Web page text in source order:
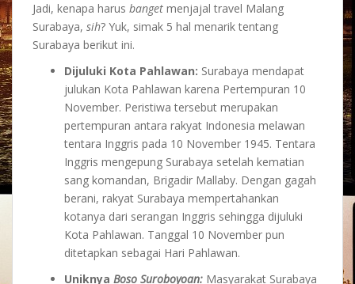
Jadi, kenapa harus banget menjajal travel Malang
Surabaya, sih? Yuk, simak 5 hal menarik tentang
Surabaya berikut ini.
Dijuluki Kota Pahlawan: Surabaya mendapat
julukan Kota Pahlawan karena Pertempuran 10
November. Peristiwa tersebut merupakan
pertempuran antara rakyat Indonesia melawan
tentara Inggris pada 10 November 1945. Tentara
Inggris mengepung Surabaya setelah kematian
sang komandan, Brigadir Mallaby. Dengan gagah
berani, rakyat Surabaya mempertahankan
kotanya dari serangan Inggris sehingga dijuluki
Kota Pahlawan. Tanggal 10 November pun
ditetapkan sebagai Hari Pahlawan.
Uniknya Boso Suroboyoan: Masyarakat Surabaya